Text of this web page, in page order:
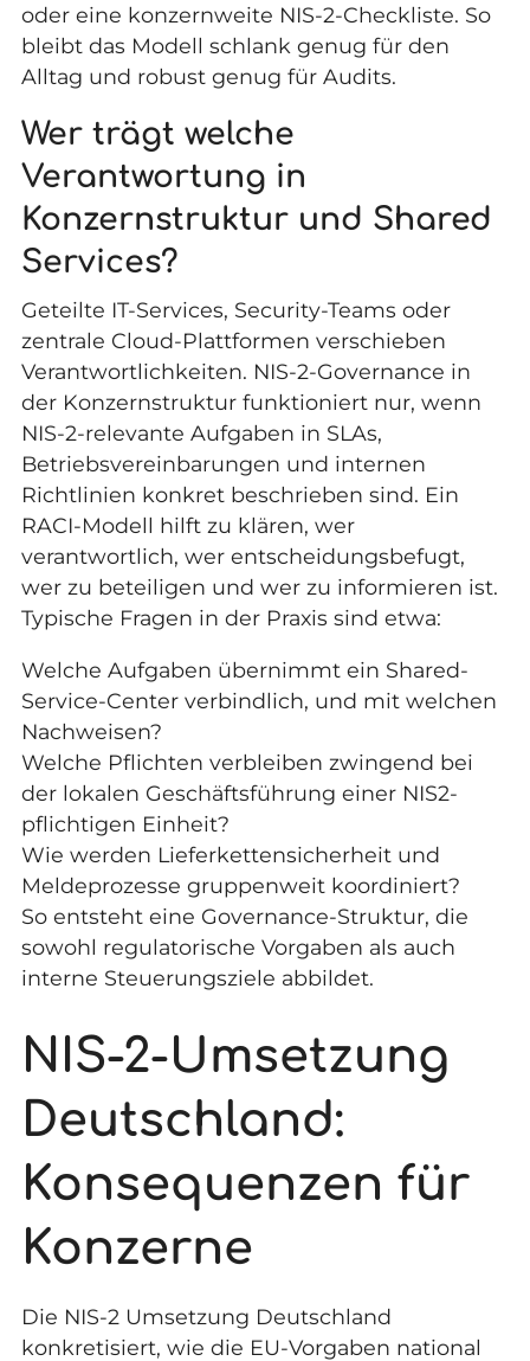
oder eine konzernweite NIS-2-Checkliste. So
bleibt das Modell schlank genug für den
Alltag und robust genug für Audits.
Wer trägt welche
Verantwortung in
Konzernstruktur und Shared
Services?
Geteilte IT-Services, Security-Teams oder
zentrale Cloud-Plattformen verschieben
Verantwortlichkeiten. NIS-2-Governance in
der Konzernstruktur funktioniert nur, wenn
NIS-2-relevante Aufgaben in SLAs,
Betriebsvereinbarungen und internen
Richtlinien konkret beschrieben sind. Ein
RACI-Modell hilft zu klären, wer
verantwortlich, wer entscheidungsbefugt,
wer zu beteiligen und wer zu informieren ist.
Typische Fragen in der Praxis sind etwa:
Welche Aufgaben übernimmt ein Shared-
Service-Center verbindlich, und mit welchen
Nachweisen?
Welche Pflichten verbleiben zwingend bei
der lokalen Geschäftsführung einer NIS2-
pflichtigen Einheit?
Wie werden Lieferkettensicherheit und
Meldeprozesse gruppenweit koordiniert?
So entsteht eine Governance-Struktur, die
sowohl regulatorische Vorgaben als auch
interne Steuerungsziele abbildet.
NIS-2-Umsetzung
Deutschland:
Konsequenzen für
Konzerne
Die NIS-2 Umsetzung Deutschland
konkretisiert, wie die EU-Vorgaben national